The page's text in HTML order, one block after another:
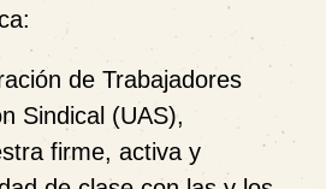
de Trabajadores
Sindical (UAS),
firme, activa y